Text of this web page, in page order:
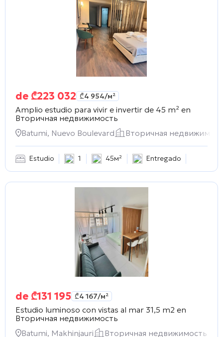
de ₾223 032 ₾4 954/м²
Amplio estudio para vivir e invertir de 45 m² en
Вторичная недвижимость
Batumi, Nuevo Boulevard
Вторичная
Estudio 1 45м² Entregado
de ₾131 195 ₾4 167/м²
Estudio luminoso con vistas al mar 31,5 m2 en
Вторичная недвижимость
Batumi, Makhinjauri
Вторичная недвижимость